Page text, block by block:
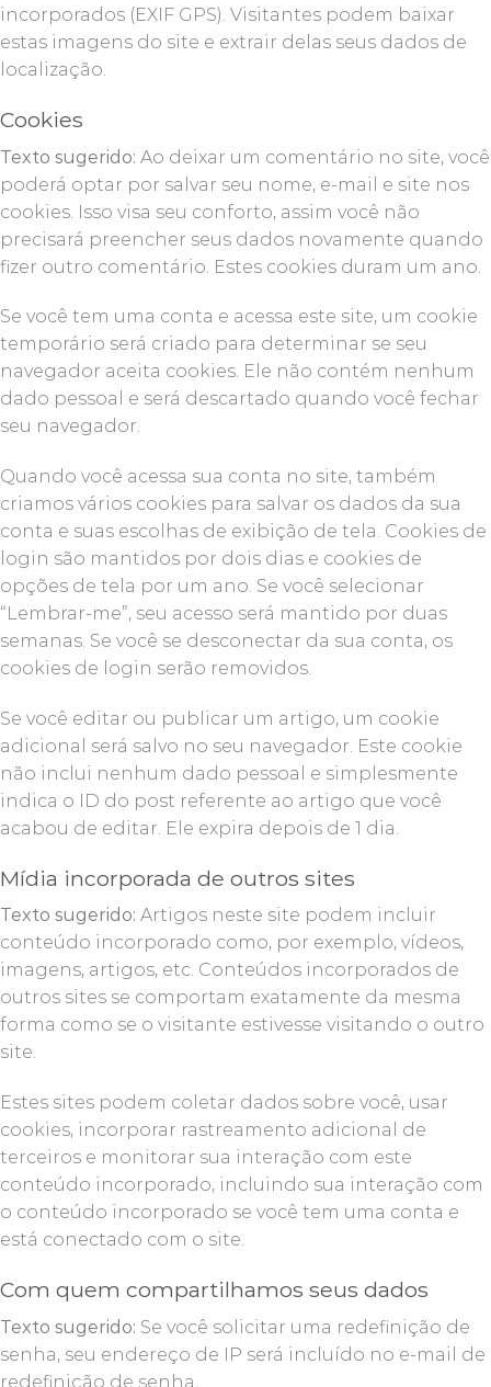
incorporados (EXIF GPS). Visitantes podem baixar
estas imagens do site e extrair delas seus dados de
localização.
Cookies
Texto sugerido: Ao deixar um comentário no site, você
poderá optar por salvar seu nome, e-mail e site nos
cookies. Isso visa seu conforto, assim você não
precisará preencher seus dados novamente quando
fizer outro comentário. Estes cookies duram um ano.
Se você tem uma conta e acessa este site, um cookie
temporário será criado para determinar se seu
navegador aceita cookies. Ele não contém nenhum
dado pessoal e será descartado quando você fechar
seu navegador.
Quando você acessa sua conta no site, também
criamos vários cookies para salvar os dados da sua
conta e suas escolhas de exibição de tela. Cookies de
login são mantidos por dois dias e cookies de
opções de tela por um ano. Se você selecionar
“Lembrar-me”, seu acesso será mantido por duas
semanas. Se você se desconectar da sua conta, os
cookies de login serão removidos.
Se você editar ou publicar um artigo, um cookie
adicional será salvo no seu navegador. Este cookie
não inclui nenhum dado pessoal e simplesmente
indica o ID do post referente ao artigo que você
acabou de editar. Ele expira depois de 1 dia.
Mídia incorporada de outros sites
Texto sugerido: Artigos neste site podem incluir
conteúdo incorporado como, por exemplo, vídeos,
imagens, artigos, etc. Conteúdos incorporados de
outros sites se comportam exatamente da mesma
forma como se o visitante estivesse visitando o outro
site.
Estes sites podem coletar dados sobre você, usar
cookies, incorporar rastreamento adicional de
terceiros e monitorar sua interação com este
conteúdo incorporado, incluindo sua interação com
o conteúdo incorporado se você tem uma conta e
está conectado com o site.
Com quem compartilhamos seus dados
Texto sugerido: Se você solicitar uma redefinição de
senha, seu endereço de IP será incluído no e-mail de
redefinição de senha.